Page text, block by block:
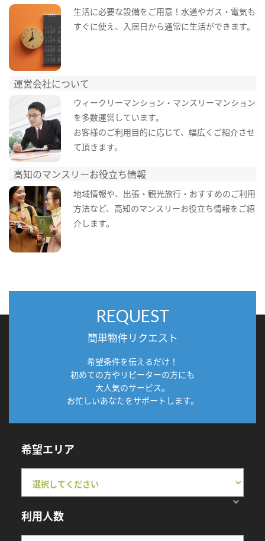
生活に必要な設備をご用意！水道やガス・電気も
すぐに使え、入居日から通常に生活ができます。
運営会社について
ウィークリーマンション・マンスリーマンション
を多数運営しています。
お客様のご利用目的に応じて、幅広くご紹介させ
て頂きます。
高知のマンスリーお役立ち情報
地域情報や、出張・観光旅行・おすすめのご利用
方法など、高知のマンスリーお役立ち情報をご紹
介します。
REQUEST
簡単物件リクエスト
希望条件を伝えるだけ！
初めての方やリピーターの方にも
大人気のサービス。
お忙しいあなたをサポートします。
希望エリア
利用人数